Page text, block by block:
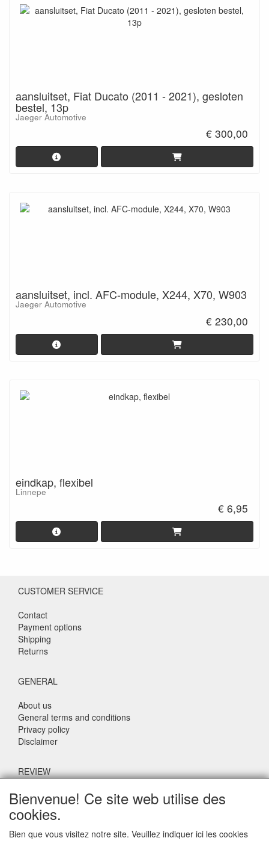
aansluitset, Fiat Ducato (2011 - 2021), gesloten
bestel, 13p
Jaeger Automotive
€ 300,00
aansluitset, incl. AFC-module, X244, X70, W903
Jaeger Automotive
€ 230,00
eindkap, flexibel
Linnepe
€ 6,95
CUSTOMER SERVICE
Contact
Payment options
Shipping
Returns
GENERAL
About us
General terms and conditions
Privacy policy
Disclaimer
REVIEW
What do others say about us?
Customers rate our service, price and speed with an average
score of 9.4 (Q1 Quality Report 2024)
Bienvenue! Ce site web utilise des
cookies.
Bien que vous visitez notre site. Veuillez indiquer ici les cookies